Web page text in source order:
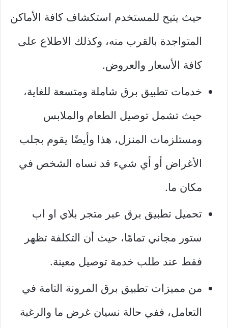
حيث يتيح للمستخدم استكشاف كافة الأماكن
المتواجدة بالقرب منه، وكذلك الاطلاع على
كافة الأسعار والعروض.
خدمات تطبيق برق شاملة ومتسعة للغاية،
حيث تشمل توصيل الطعام والملابس
ومستلزمات المنزل، هذا وأيضًا يقوم بجلب
الأغراض أو أي شيء قد نساه الشخص في
مكان ما.
تحميل تطبيق برق عبر متجر بلاي او اب
ستور مجاني تمامًا، حيث أن التكلفة تظهر
فقط عند طلب خدمة توصيل معينة.
من مميزات تطبيق برق المرونة التامة في
التعامل، ففي حالة نسيان غرض ما والرغبة